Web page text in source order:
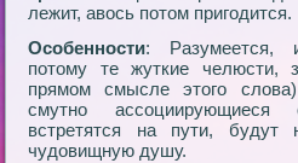
лежит, авось потом пригодится.
Особенности: Разумеется,
потому те жуткие челюсти,
прямом смысле этого
смутно
встретятся на пути, будут
чудовищную душу.